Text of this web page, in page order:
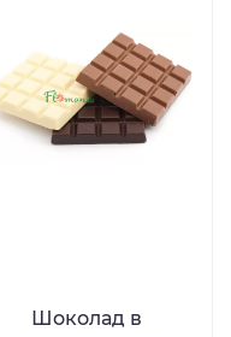
Шоколад в